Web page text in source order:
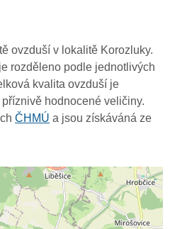
ovzduší v lokalitě Korozluky.
rozděleno podle jednotlivých
kvalita ovzduší je
hodnocené veličiny.
ČHMÚ a jsou získáváná ze